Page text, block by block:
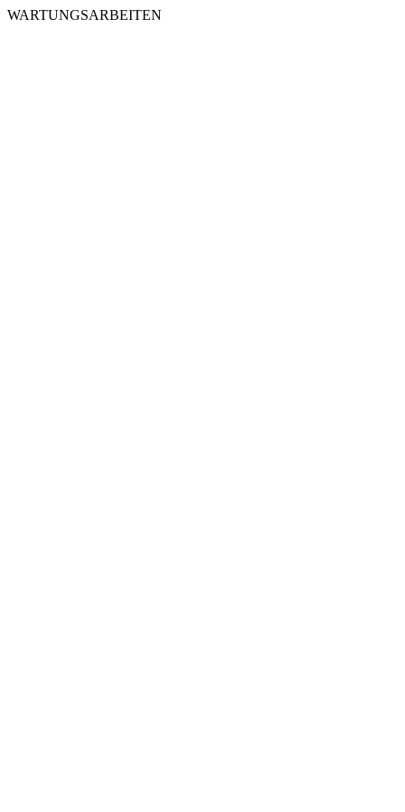
WARTUNGSARBEITEN